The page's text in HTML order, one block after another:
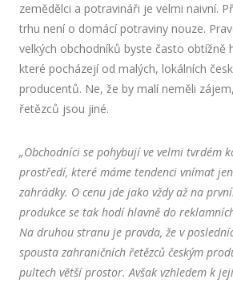
zemědělci a potravináři je velmi naivní.
trhu není o domácí potraviny nouze.
velkých obchodníků byste často obtížně
které pocházejí od malých, lokálních
producentů. Ne, že by malí neměli
řetězců jsou jiné.
„Obchodníci se pohybují ve velmi tvrdém
prostředí, které máme tendenci vnímat
zahrádky. O cenu jde jako vždy až na
produkce se tak hodí hlavně do
Na druhou stranu je pravda, že v
spousta zahraničních řetězců českým
pultech větší prostor. Avšak vzhledem k